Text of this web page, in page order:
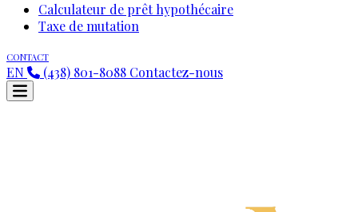
Calculateur de prêt hypothécaire
Taxe de mutation
CONTACT
EN (438) 801-8088 Contactez-nous